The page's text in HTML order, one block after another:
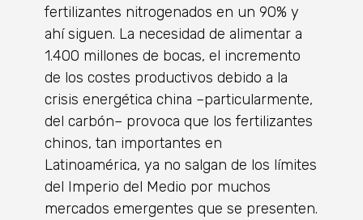
fertilizantes nitrogenados en un 90% y
ahí siguen. La necesidad de alimentar a
1.400 millones de bocas, el incremento
de los costes productivos debido a la
crisis energética china –particularmente,
del carbón– provoca que los fertilizantes
chinos, tan importantes en
Latinoamérica, ya no salgan de los límites
del Imperio del Medio por muchos
mercados emergentes que se presenten.